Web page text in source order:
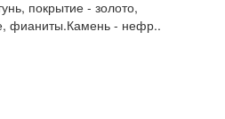
покрытие - золото,
фианиты.Камень - нефр..